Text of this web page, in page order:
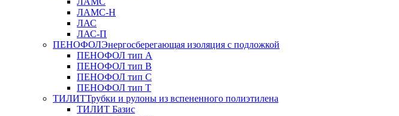
ЛАМС-Н
ЛАС
ЛАС-П
ПЕНОФОЛЭнергосберегающая изоляция с подложкой
ПЕНОФОЛ тип А
ПЕНОФОЛ тип B
ПЕНОФОЛ тип C
ПЕНОФОЛ тип T
ТИЛИТТрубки и рулоны из вспененного полиэтилена
ТИЛИТ Базис